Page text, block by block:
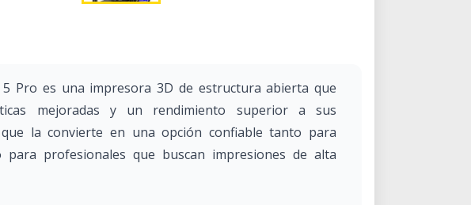
5 Pro es una impresora 3D de estructura abierta que
mejoradas y un rendimiento superior a sus
que la convierte en una opción confiable tanto para
para profesionales que buscan impresiones de alta